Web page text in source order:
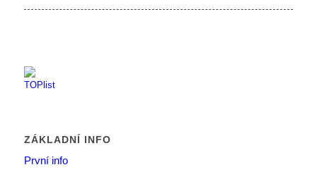
ZÁKLADNÍ INFO
První info